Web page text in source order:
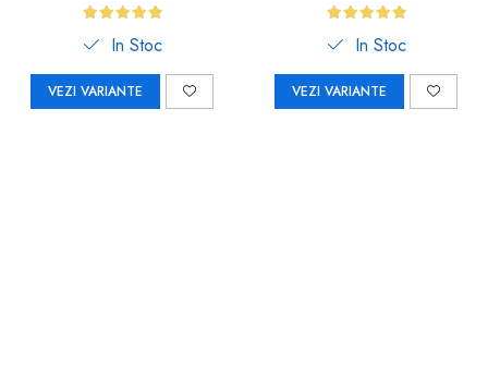
In Stoc
VEZI VARIANTE
In Stoc
VEZI VARIANTE